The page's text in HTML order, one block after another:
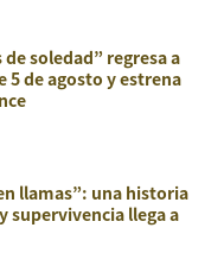
de soledad” regresa a
5 de agosto y estrena
llamas”: una historia
supervivencia llega a